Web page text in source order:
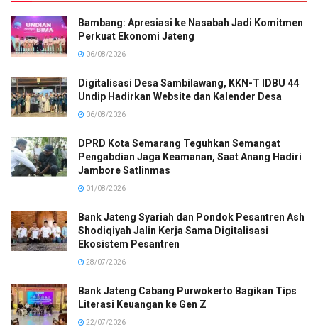
Bambang: Apresiasi ke Nasabah Jadi Komitmen
Perkuat Ekonomi Jateng
06/08/2026
Digitalisasi Desa Sambilawang, KKN-T IDBU 44
Undip Hadirkan Website dan Kalender Desa
06/08/2026
DPRD Kota Semarang Teguhkan Semangat
Pengabdian Jaga Keamanan, Saat Anang Hadiri
Jambore Satlinmas
01/08/2026
Bank Jateng Syariah dan Pondok Pesantren Ash
Shodiqiyah Jalin Kerja Sama Digitalisasi
Ekosistem Pesantren
28/07/2026
Bank Jateng Cabang Purwokerto Bagikan Tips
Literasi Keuangan ke Gen Z
22/07/2026